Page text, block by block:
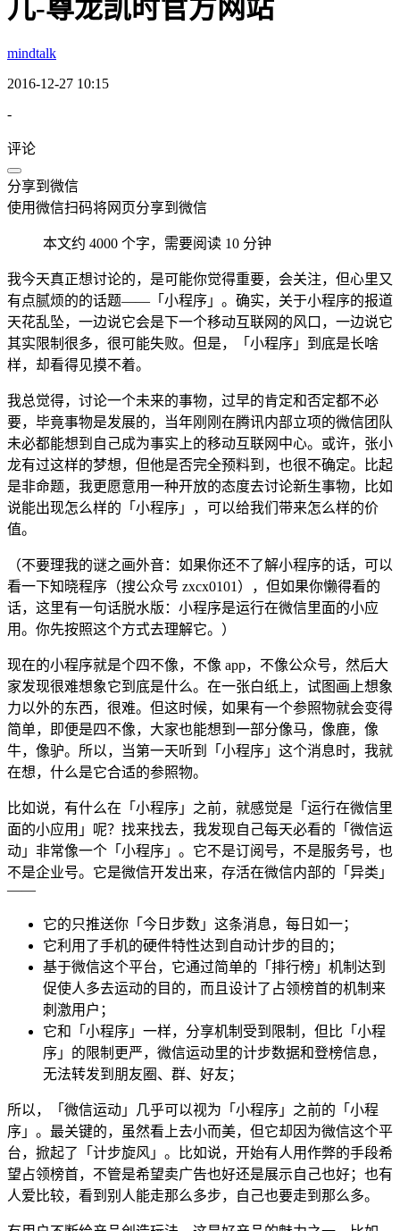
儿-尊龙凯时官方网站
mindtalk
2016-12-27 10:15
-
评论
分享到微信
使用微信扫码将网页分享到微信
本文约 4000 个字，需要阅读 10 分钟
我今天真正想讨论的，是可能你觉得重要，会关注，但心里又
有点腻烦的的话题——「小程序」。确实，关于小程序的报道
天花乱坠，一边说它会是下一个移动互联网的风口，一边说它
其实限制很多，很可能失败。但是，「小程序」到底是长啥
样，却看得见摸不着。
我总觉得，讨论一个未来的事物，过早的肯定和否定都不必
要，毕竟事物是发展的，当年刚刚在腾讯内部立项的微信团队
未必都能想到自己成为事实上的移动互联网中心。或许，张小
龙有过这样的梦想，但他是否完全预料到，也很不确定。比起
是非命题，我更愿意用一种开放的态度去讨论新生事物，比如
说能出现怎么样的「小程序」，可以给我们带来怎么样的价
值。
（不要理我的谜之画外音：如果你还不了解小程序的话，可以
看一下知晓程序（搜公众号 zxcx0101），但如果你懒得看的
话，这里有一句话脱水版：小程序是运行在微信里面的小应
用。你先按照这个方式去理解它。）
现在的小程序就是个四不像，不像 app，不像公众号，然后大
家发现很难想象它到底是什么。在一张白纸上，试图画上想象
力以外的东西，很难。但这时候，如果有一个参照物就会变得
简单，即便是四不像，大家也能想到一部分像马，像鹿，像
牛，像驴。所以，当第一天听到「小程序」这个消息时，我就
在想，什么是它合适的参照物。
比如说，有什么在「小程序」之前，就感觉是「运行在微信里
面的小应用」呢？找来找去，我发现自己每天必看的「微信运
动」非常像一个「小程序」。它不是订阅号，不是服务号，也
不是企业号。它是微信开发出来，存活在微信内部的「异类」
——
它的只推送你「今日步数」这条消息，每日如一；
它利用了手机的硬件特性达到自动计步的目的；
基于微信这个平台，它通过简单的「排行榜」机制达到
促使人多去运动的目的，而且设计了占领榜首的机制来
刺激用户；
它和「小程序」一样，分享机制受到限制，但比「小程
序」的限制更严，微信运动里的计步数据和登榜信息，
无法转发到朋友圈、群、好友；
所以，「微信运动」几乎可以视为「小程序」之前的「小程
序」。最关键的，虽然看上去小而美，但它却因为微信这个平
台，掀起了「计步旋风」。比如说，开始有人用作弊的手段希
望占领榜首，不管是希望卖广告也好还是展示自己也好；也有
人爱比较，看到别人能走那么多步，自己也要走到那么多。